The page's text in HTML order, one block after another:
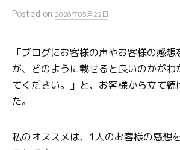
Posted on 2026年05月22日
「ブログにお客様の声やお客様の感
が、どのように載せると良いのかがわ
てください。」と、お客様から立て続
た。
私のオススメは、1人のお客様の感想